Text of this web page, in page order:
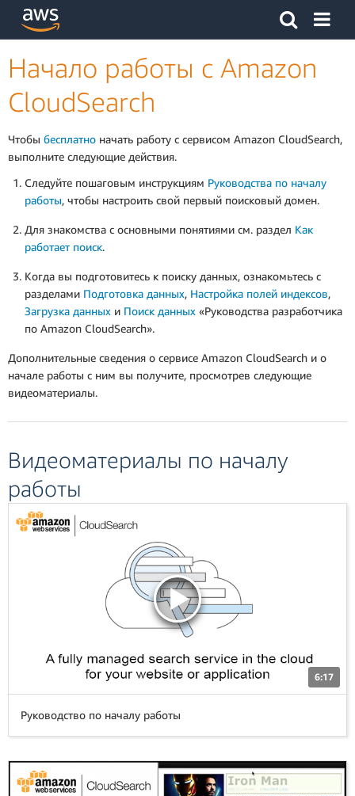
Щелкните здесь, чтобы вернуться на главную страницу
Начало работы с Amazon
CloudSearch
Чтобы бесплатно начать работу с сервисом Amazon CloudSearch,
выполните следующие действия.
Следуйте пошаговым инструкциям Руководства по началу
работы, чтобы настроить свой первый поисковый домен.
Для знакомства с основными понятиями см. раздел Как
работает поиск.
Когда вы подготовитесь к поиску данных, ознакомьтесь с
разделами Подготовка данных, Настройка полей индексов,
Загрузка данных и Поиск данных «Руководства разработчика
по Amazon CloudSearch».
Дополнительные сведения о сервисе Amazon CloudSearch и о
начале работы с ним вы получите, просмотрев следующие
видеоматериалы.
Видеоматериалы по началу
работы
6:17
Руководство по началу работы